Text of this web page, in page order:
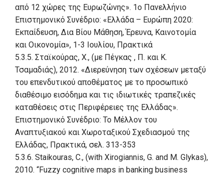
από 12 χώρες της Ευρωζώνης». 1ο Πανελλήνιο
Επιστημονικό Συνέδριο: «Ελλάδα – Ευρώπη 2020:
Εκπαίδευση, Δια Βίου Μάθηση, Έρευνα, Καινοτομία
και Οικονομία», 1-3 Ιουλίου, Πρακτικά
5.3.5. Σταϊκούρας, Χ., (με Πέγκας , Π. και Κ.
Τσαμαδιάς), 2012. «Διερεύνηση των σχέσεων μεταξύ
του επενδυτικού αποθέματος με το προσωπικό
διαθέσιμο εισόδημα και τις ιδιωτικές τραπεζικές
καταθέσεις στις Περιφέρειες της Ελλάδας».
Επιστημονικό Συνέδριο: Το Μέλλον του
Αναπτυξιακού και Χωροταξικού Σχεδιασμού της
Ελλάδας, Πρακτικά, σελ. 313-353
5.3.6. Staikouras, C., (with Xirogiannis, G. and M. Glykas),
2010. “Fuzzy cognitive maps in banking business